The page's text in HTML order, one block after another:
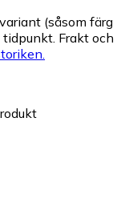
(såsom färg
Frakt och